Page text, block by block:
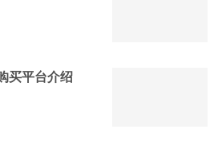
买平台介绍